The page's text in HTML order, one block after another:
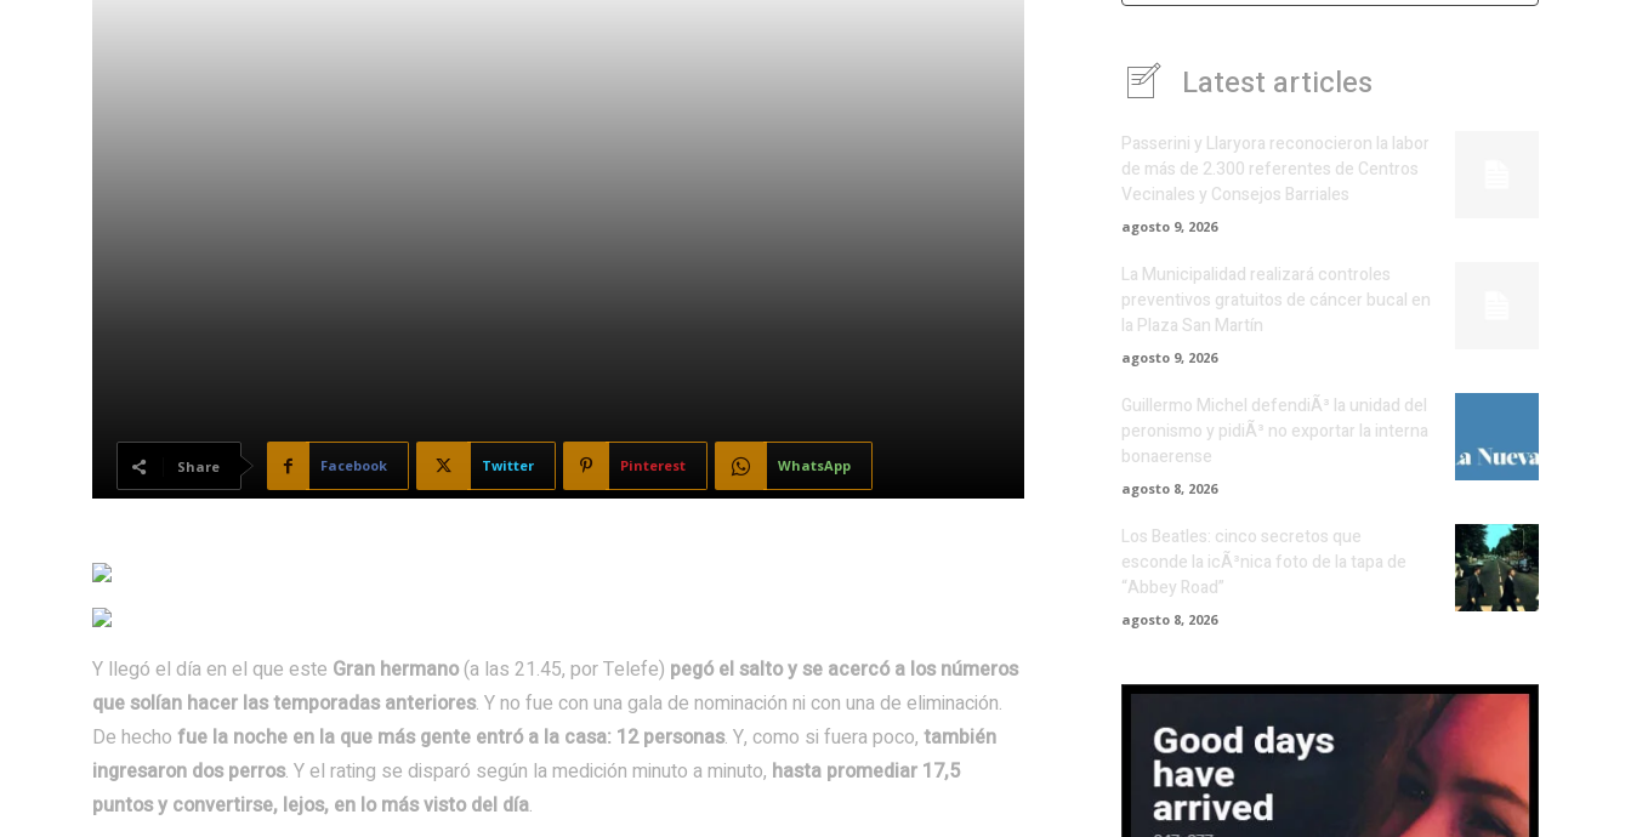
Share Facebook Twitter Pinterest WhatsApp
Y llegó el día en el que este Gran hermano(a las 21.45, por Telefe) pegó el salto y se acercó a los números
que solían hacer las temporadas anteriores. Y no fue con una gala de nominación ni con una de eliminación.
De hecho fue la noche en la que más gente entró a la casa: 12 personas. Y, como si fuera poco, también
ingresaron dos perros. Y el rating se disparó según la medición minuto a minuto, hasta promediar 17,5
puntos y convertirse, lejos, en lo más visto del día.
Latest articles
Passerini y Llaryora reconocieron la labor
de más de 2.300 referentes de Centros
Vecinales y Consejos Barriales
agosto 9, 2026
La Municipalidad realizará controles
preventivos gratuitos de cáncer bucal en
la Plaza San Martín
agosto 9, 2026
Guillermo Michel defendiÃ³ la unidad del
peronismo y pidiÃ³ no exportar la interna
bonaerense
agosto 8, 2026
Los Beatles: cinco secretos que
esconde la icÃ³nica foto de la tapa de
“Abbey Road”
agosto 8, 2026